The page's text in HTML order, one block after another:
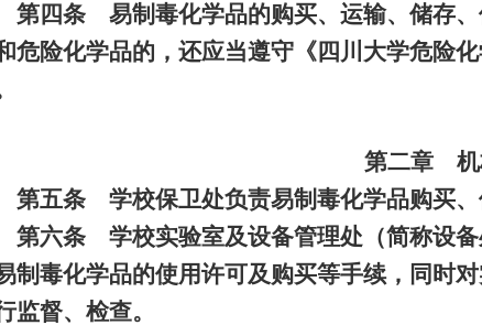
第四条 易制毒化学品的购买、运输、储存
危险化学品的，还应当遵守《四川大学危险
第二章 机
第五条 学校保卫处负责易制毒化学品购买、
第六条 学校实验室及设备管理处（简称设
制毒化学品的使用许可及购买等手续，同时
监督、检查。